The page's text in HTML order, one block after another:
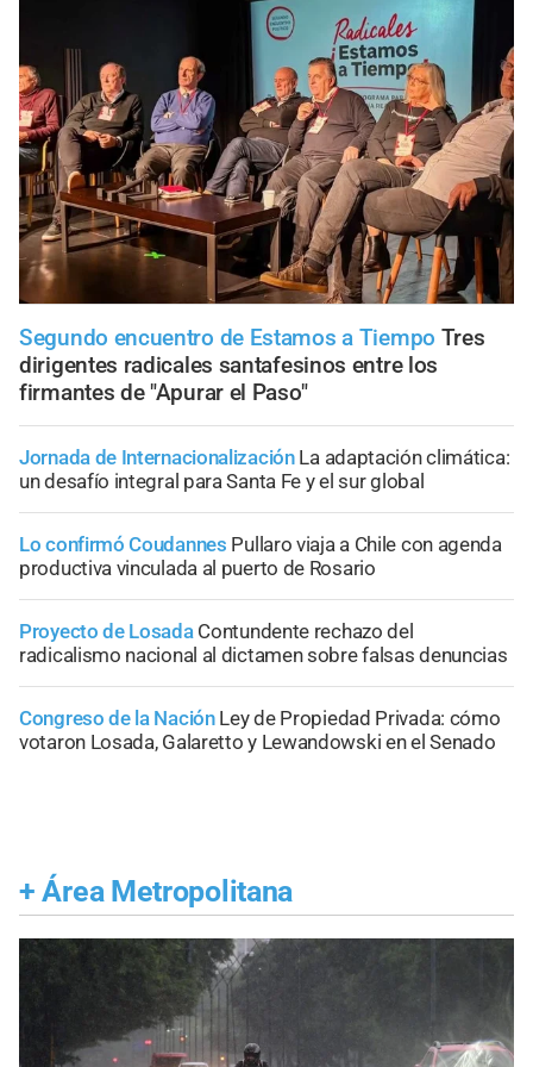
Segundo encuentro de Estamos a Tiempo Tres
dirigentes radicales santafesinos entre los
firmantes de "Apurar el Paso"
Jornada de Internacionalización La adaptación climática:
un desafío integral para Santa Fe y el sur global
Lo confirmó Coudannes Pullaro viaja a Chile con agenda
productiva vinculada al puerto de Rosario
Proyecto de Losada Contundente rechazo del
radicalismo nacional al dictamen sobre falsas denuncias
Congreso de la Nación Ley de Propiedad Privada: cómo
votaron Losada, Galaretto y Lewandowski en el Senado
+ Área Metropolitana